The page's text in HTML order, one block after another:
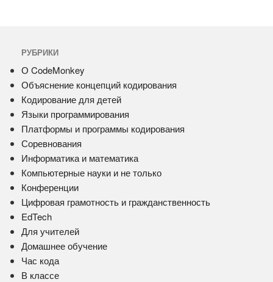
РУБРИКИ
О CodeMonkey
Объяснение концепций кодирования
Кодирование для детей
Языки программирования
Платформы и программы кодирования
Соревнования
Информатика и математика
Компьютерные науки и не только
Конференции
Цифровая грамотность и гражданственность
EdTech
Для учителей
Домашнее обучение
Час кода
В классе